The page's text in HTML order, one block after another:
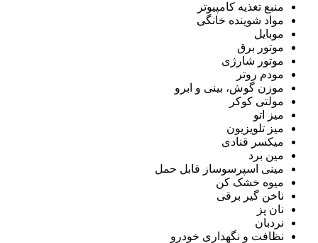
منبع تغذیه کامپیوتر
مواد شوینده خانگی
موبایل
موتور برق
موتور شارژی
مودم روتر
موزن گوش، بینی و ابرو
مولتی کوکر
میز اتو
میز تلویزیون
میکسر قنادی
مین برد
مینی اسپرسوساز قابل حمل
میوه خشک کن
ناخن گیر برقی
نان پز
نردبان
نظافت و نگهداری خودرو